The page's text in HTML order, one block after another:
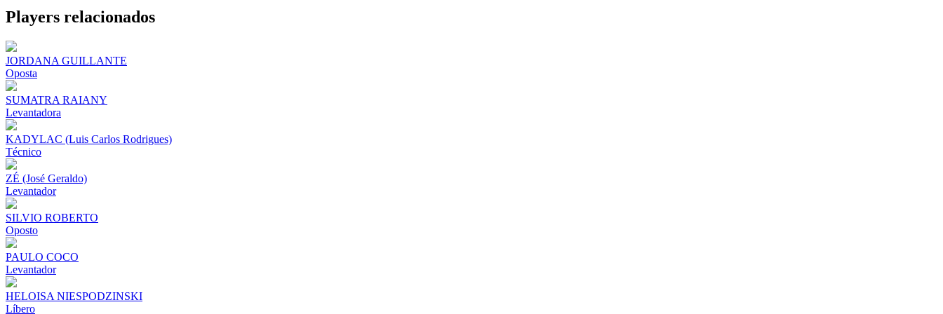
Players relacionados
JORDANA GUILLANTE
Oposta
SUMATRA RAIANY
Levantadora
KADYLAC (Luis Carlos Rodrigues)
Técnico
ZÉ (José Geraldo)
Levantador
SILVIO ROBERTO
Oposto
PAULO COCO
Levantador
HELOISA NIESPODZINSKI
Líbero